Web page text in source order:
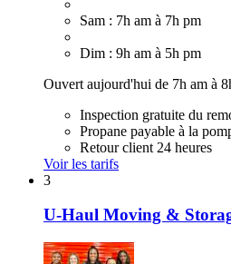
Sam : 7h am à 7h pm
Dim : 9h am à 5h pm
Ouvert aujourd'hui de 7h am à
Inspection gratuite du
Propane payable à la
Retour client 24 heures
Voir les tarifs
3
U-Haul Moving &